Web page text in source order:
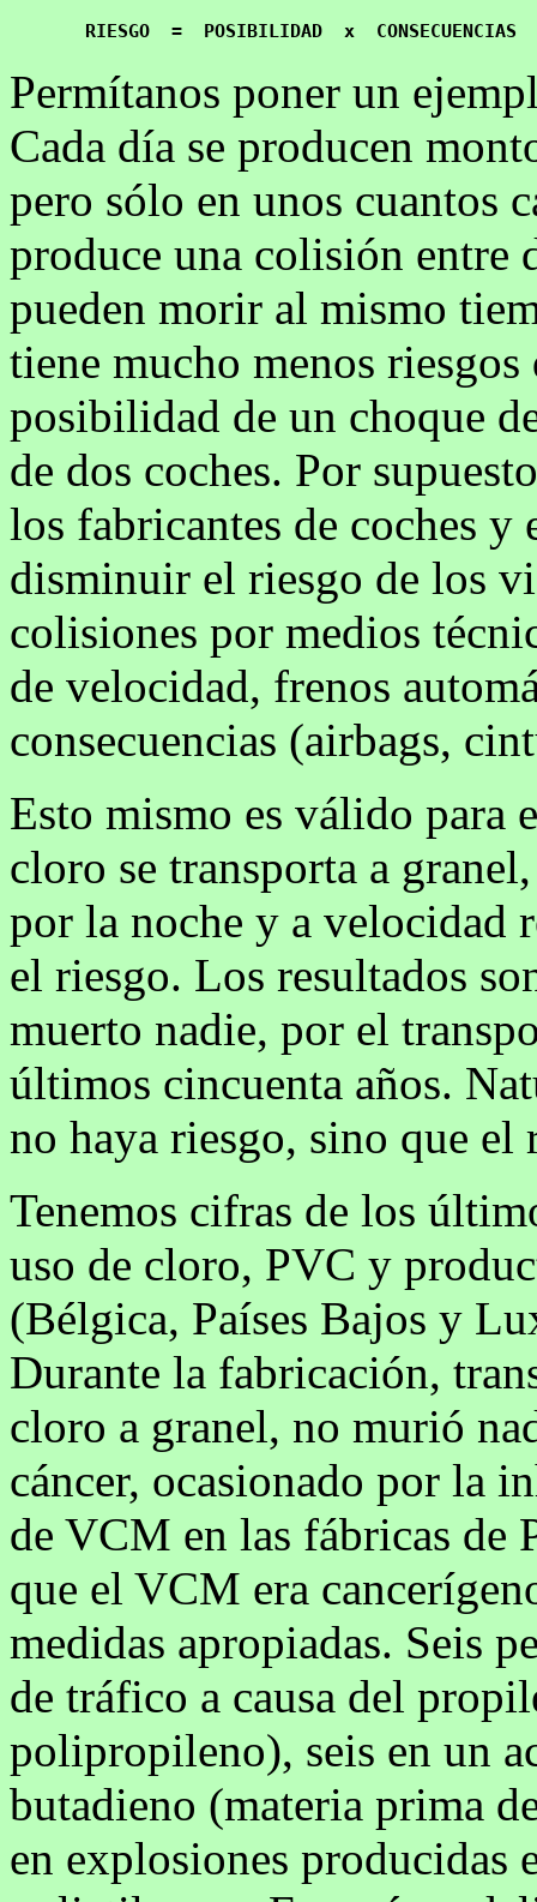
Permítanos poner un
Cada día se producen
pero sólo en unos cuantos
produce una colisión entre
pueden morir al mismo
tiene mucho menos
posibilidad de un choque
de dos coches. Por
los fabricantes de coches
disminuir el riesgo de los
colisiones por medios
de velocidad, frenos
consecuencias (airbags,
Esto mismo es válido para
cloro se transporta a
por la noche y a velocidad
el riesgo. Los resultados
muerto nadie, por el
últimos cincuenta años.
no haya riesgo, sino que el
Tenemos cifras de los
uso de cloro, PVC y
(Bélgica, Países Bajos y
Durante la fabricación,
cloro a granel, no murió
cáncer, ocasionado por la
de VCM en las fábricas de
que el VCM era
medidas apropiadas. Seis
de tráfico a causa del
polipropileno), seis en un
butadieno (materia prima
en explosiones producidas